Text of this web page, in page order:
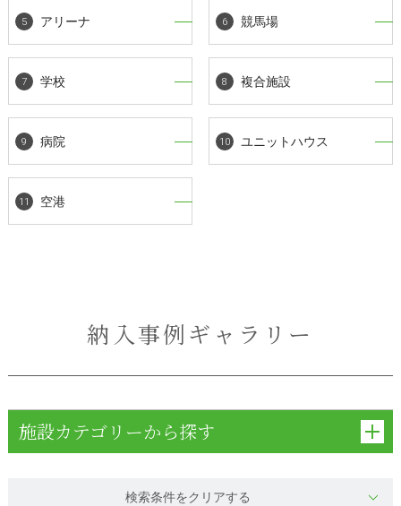
アリーナ 競馬場
学校 複合施設
病院 ユニットハウス
空港
納入事例ギャラリー
施設カテゴリーから探す
検索条件をクリアする